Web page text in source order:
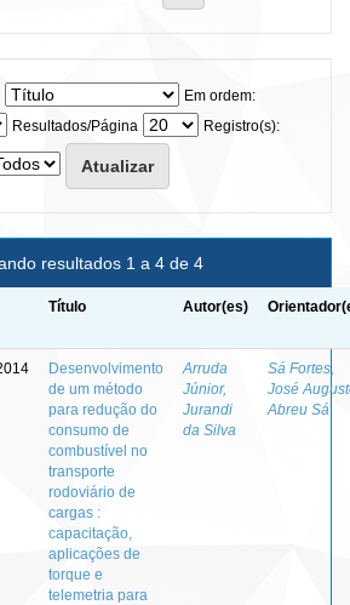
Em ordem:
Resultados/Página
Registro(s):
resultados 1 a 4 de 4
Título Autor(es)
Desenvolvimento
de um método
para redução do
consumo de
combustível no
transporte
rodoviário de
cargas :
capacitação,
aplicações de
torque e
telemetria para
Arruda
Júnior,
Jurandi
da Silva
Sá Fortes,
José
Abreu Sá